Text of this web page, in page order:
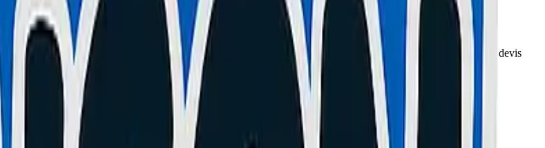
Chaque section décrit un symptôme précis, sa cause probable et la réparation correspondante. Diagnostic et devis
au Cannet.